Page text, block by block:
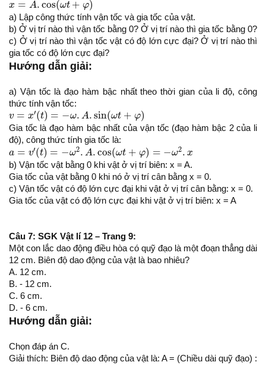
x = A.cos(ωt + φ)
a) Lập công thức tính vận tốc và gia tốc của vật.
b) Ở vị trí nào thì vận tốc bằng 0? Ở vị trí nào thì gia tốc bằng 0?
c) Ở vị trí nào thì vận tốc vật có độ lớn cực đại? Ở vị trí nào thì
gia tốc có độ lớn cực đại?
Hướng dẫn giải:
a) Vận tốc là đạo hàm bậc nhất theo thời gian của li độ, công
thức tính vận tốc:
v = x′(t) = −ω. A.sin(ωt + φ)
v=x′ (t)=−ω. A.sin (ω + φ)
Gia tốc là đạo hàm bậc nhất của vận tốc (đạo hàm bậc 2 của li
độ), công thức tính gia tốc là:
a = v′(t) = −ω2. A.cos(ωt + φ) = −ω2. x
a=v ′(t)=−ω2. A.cos(ωt+ φ) = .
b) Vận tốc vật bằng 0 khi vật ở vị trí biên: x = A.
Gia tốc của vật bằng 0 khi nó ở vị trí cân bằng x = 0.
c) Vận tốc vật có độ lớn cực đại khi vật ở vị trí cân bằng: x = 0.
Gia tốc của vật có độ lớn cực đại khi vật ở vị trí biên: x = A
Câu 7: SGK Vật lí 12 – Trang 9:
Một con lắc dao động điều hòa có quỹ đạo là một đoạn thẳng dài
12 cm. Biên độ dao động của vật là bao nhiêu?
A. 12 cm.
B. - 12 cm.
C. 6 cm.
D. - 6 cm.
Hướng dẫn giải:
Chọn đáp án C.
Giải thích: Biên độ dao động của vật là: A = (Chiều dài quỹ đạo) :